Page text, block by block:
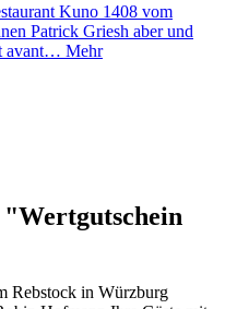
Kuno 1408 vom
Patrick Griesh aber und
avant… Mehr
Rebstock in Würzburg